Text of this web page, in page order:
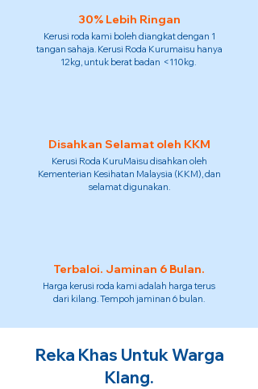
30% Lebih Ringan
Kerusi roda kami boleh diangkat dengan 1
tangan sahaja. Kerusi Roda Kurumaisu hanya
12kg, untuk berat badan <110kg.
Disahkan Selamat oleh KKM
Kerusi Roda KuruMaisu disahkan oleh
Kementerian Kesihatan Malaysia (KKM), dan
selamat digunakan.
Terbaloi. Jaminan 6 Bulan.
Harga kerusi roda kami adalah harga terus
dari kilang. Tempoh jaminan 6 bulan.
Reka Khas Untuk Warga
Klang.